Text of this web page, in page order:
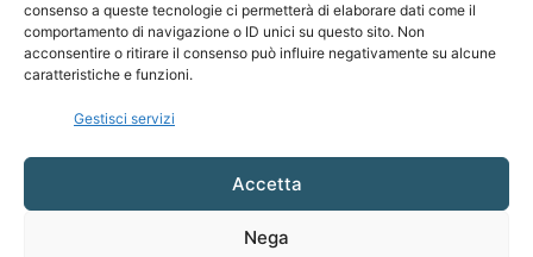
consenso a queste tecnologie ci permetterà di elaborare dati come il
comportamento di navigazione o ID unici su questo sito. Non
acconsentire o ritirare il consenso può influire negativamente su alcune
caratteristiche e funzioni.
Gestisci servizi
Accetta
Nega